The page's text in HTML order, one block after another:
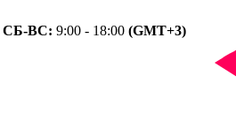
СБ-ВС: 9:00 - 18:00 (GMT+3)